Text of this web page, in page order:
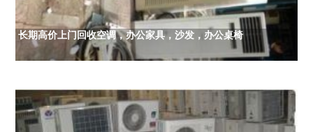
长期高价上门回收空调，办公家具，沙发，办公桌椅